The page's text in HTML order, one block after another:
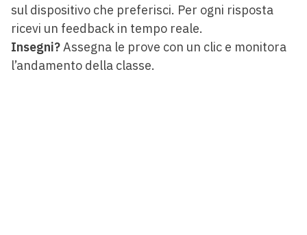
sul dispositivo che preferisci. Per ogni risposta
ricevi un feedback in tempo reale.
Insegni? Assegna le prove con un clic e monitora
l’andamento della classe.